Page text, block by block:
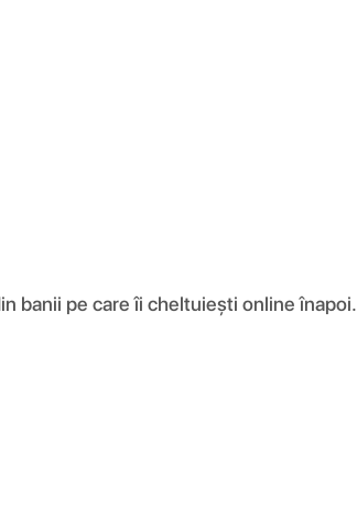
banii pe care îi cheltuiești online înapoi.